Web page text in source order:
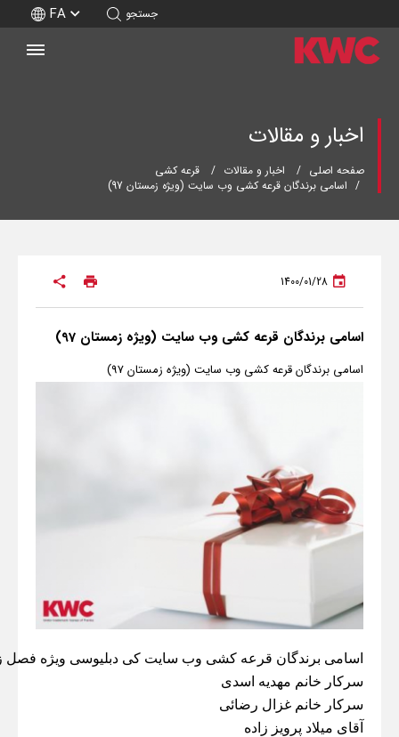
جستجو FA
اخبار و مقالات
صفحه اصلی اخبار و مقالات
قرعه کشی
اسامی برندگان قرعه کشی وب سایت (ویژه زمستان 97)
1400/01/28
اسامی برندگان قرعه کشی وب سایت (ویژه زمستان 97)
اسامی برندگان قرعه کشی وب سایت (ویژه زمستان 97)
اسامی برندگان قرعه کشی وب سایت کی دبلیوسی ویژه فصل
سرکار خانم مهدیه اسدی
سرکار خانم غزال رضائی
آقای میلاد پرویز زاده